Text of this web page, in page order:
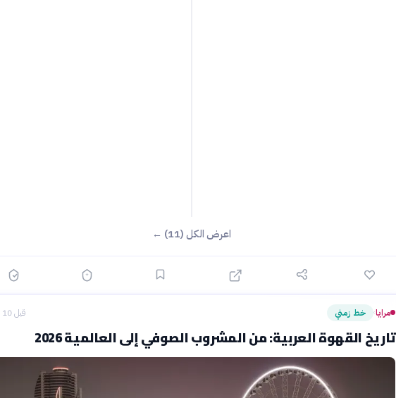
اعرض الكل (11) ←
مرايا› خط زمني قبل 10 أيام
تاريخ القهوة العربية: من المشروب الصوفي إلى العالمية 2026